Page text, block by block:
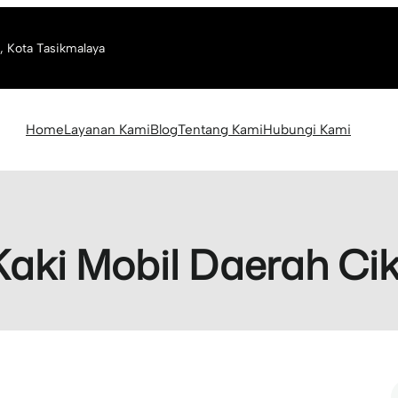
Kota Tasikmalaya
HomeLayanan KamiBlogTentang KamiHubungi Kami
Mobil Daerah